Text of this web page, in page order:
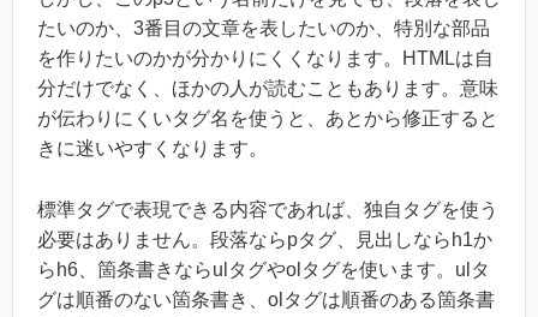
たいのか、3番目の文章を表したいのか、特別な部品
を作りたいのかが分かりにくくなります。HTMLは自
分だけでなく、ほかの人が読むこともあります。意味
が伝わりにくいタグ名を使うと、あとから修正すると
きに迷いやすくなります。
標準タグで表現できる内容であれば、独自タグを使う
必要はありません。段落ならpタグ、見出しならh1か
らh6、箇条書きならulタグやolタグを使います。ulタ
グは順番のない箇条書き、olタグは順番のある箇条書